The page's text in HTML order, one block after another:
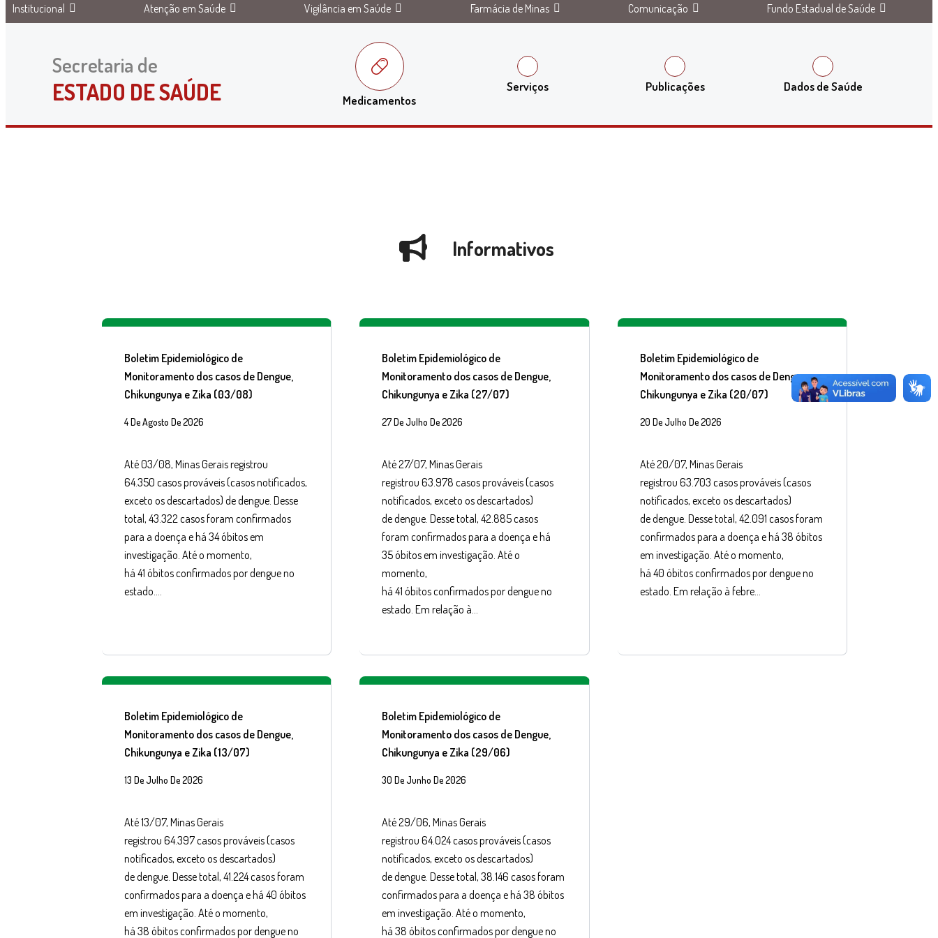
Institucional Atenção em Saúde Vigilância em Saúde Farmácia de Minas Comunicação Fundo Estadual de Saúde
Secretaria de
ESTADO DE SAÚDE Medicamentos
Serviços Publicações Dados de Saúde
Informativos
Boletim Epidemiológico de
Monitoramento dos casos de Dengue,
Chikungunya e Zika (03/08)
4 De Agosto De 2026
Até 03/08, Minas Gerais registrou
64.350 casos prováveis (casos notificados,
exceto os descartados) de dengue. Desse
total, 43.322 casos foram confirmados
para a doença e há 34 óbitos em
investigação. Até o momento,
há 41 óbitos confirmados por dengue no
estado….
Boletim Epidemiológico de
Monitoramento dos casos de Dengue,
Chikungunya e Zika (27/07)
27 De Julho De 2026
Até 27/07, Minas Gerais
registrou 63.978 casos prováveis (casos
notificados, exceto os descartados)
de dengue. Desse total, 42.885 casos
foram confirmados para a doença e há
35 óbitos em investigação. Até o
momento,
há 41 óbitos confirmados por dengue no
estado. Em relação à…
Boletim Epidemiológico de
Monitoramento dos casos de Dengue,
Chikungunya e Zika (20/07)
20 De Julho De 2026
Até 20/07, Minas Gerais
registrou 63.703 casos prováveis (casos
notificados, exceto os descartados)
de dengue. Desse total, 42.091 casos foram
confirmados para a doença e há 38 óbitos
em investigação. Até o momento,
há 40 óbitos confirmados por dengue no
estado. Em relação à febre…
Boletim Epidemiológico de
Monitoramento dos casos de Dengue,
Chikungunya e Zika (13/07)
13 De Julho De 2026
Até 13/07, Minas Gerais
registrou 64.397 casos prováveis (casos
notificados, exceto os descartados)
de dengue. Desse total, 41.224 casos foram
confirmados para a doença e há 40 óbitos
em investigação. Até o momento,
há 38 óbitos confirmados por dengue no
Boletim Epidemiológico de
Monitoramento dos casos de Dengue,
Chikungunya e Zika (29/06)
30 De Junho De 2026
Até 29/06, Minas Gerais
registrou 64.024 casos prováveis (casos
notificados, exceto os descartados)
de dengue. Desse total, 38.146 casos foram
confirmados para a doença e há 38 óbitos
em investigação. Até o momento,
há 38 óbitos confirmados por dengue no